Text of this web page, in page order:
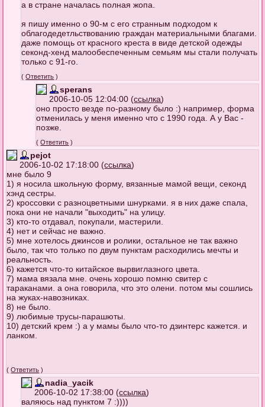
а в стране началась полная жопа.
я пишу именно о 90-м с его странным подходом к
облагодедетльствованию граждан материальными благами.
даже помощь от красного креста в виде детской одежды
секонд-хенд малообеспеченным семьям мы стали получать
только с 91-го.
(Ответить )
sperans
2006-10-05 12:04:00 (ссылка)
оно просто везде по-разному было :) например, форма
отменилась у меня именно что с 1990 года. А у Вас -
позже.
(Ответить )
pejot
2006-10-02 17:18:00 (ссылка)
мне было 9
1) я носила школьную форму, вязанные мамой вещи, секонд
хэнд сестры.
2) кроссовки с разноцветными шнурками. я в них даже спала,
пока они не начали "выходить" на улицу.
3) кто-то отдавал, покупали, мастерили.
4) нет и сейчас не важно.
5) мне хотелось джинсов и ролики, остальное не так важно
было, так что только по двум пунктам расходились мечты и
реальность.
6) кажется что-то китайское вырвиглазного цвета.
7) мама вязала мне. очень хорошо помню свитер с
тараканами. а она говорила, что это олени. потом мы сошлись
на жуках-навозниках.
8) не было.
9) любимые трусы-парашюты.
10) детский крем :) а у мамы было что-то дзинтерс кажется. и
ланком.
(Ответить )
nadia_yacik
2006-10-02 17:38:00 (ссылка)
валяюсь над пунктом 7 :))))